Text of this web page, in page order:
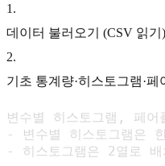
1 .
데이터 불러오기 (CSV 읽기)
2.
기초 통계량·히스토그램·
변수별 히스토그램, 페
- 변수별 히스토그램은
- 히스토그램은 2열로